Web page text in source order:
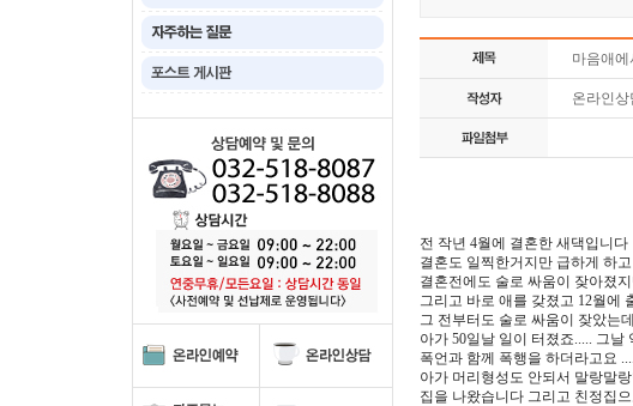
마음애
온라인상
전 작년 4월에 결혼한 새댁입니다
결혼도 일찍한거지만 급하게 하
결혼전에도 술로 싸움이 잦아졌
그리고 바로 애를 갖졌고 12월에
그 전부터도 술로 싸움이 잦았는
아가 50일날 일이 터졌죠..... 그
폭언과 함께 폭행을 하더라고요
아가 머리형성도 안되서 말랑말
집을 나왔습니다 그리고 친정집